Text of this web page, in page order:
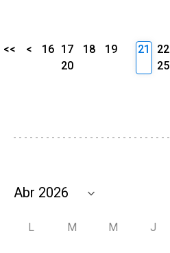
<< < 16 17 18
19
20
21 22
25
L M M J